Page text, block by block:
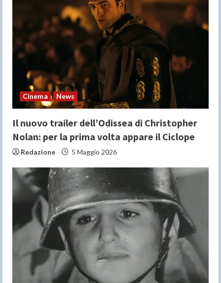
a
d
n
g
Cinema News
Il nuovo trailer dell’Odissea di Christopher
Nolan: per la prima volta appare il Ciclope
Redazione 5 Maggio 2026